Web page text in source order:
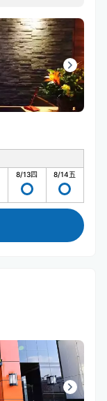
8/13四 8/14五